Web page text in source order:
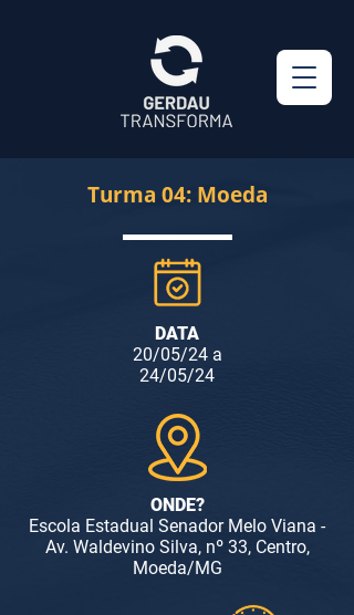
Turma 04: Moeda
DATA
20/05/24 a
24/05/24
ONDE?
Escola Estadual Senador Melo Viana -
Av. Waldevino Silva, nº 33, Centro,
Moeda/MG